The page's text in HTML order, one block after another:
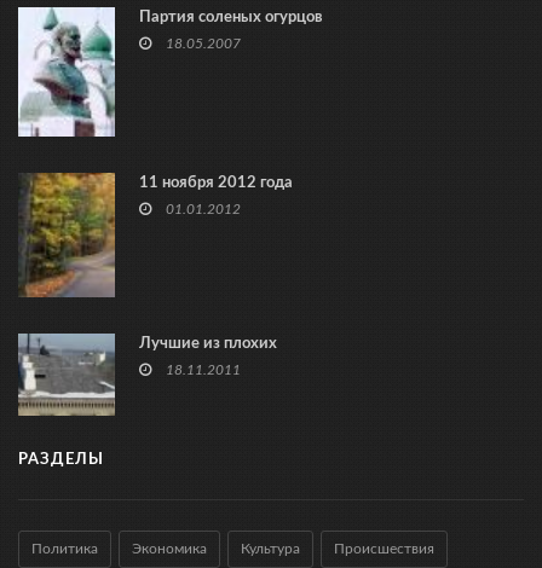
Партия соленых огурцов
18.05.2007
11 ноября 2012 года
01.01.2012
Лучшие из плохих
18.11.2011
РАЗДЕЛЫ
Политика Экономика Культура Происшествия